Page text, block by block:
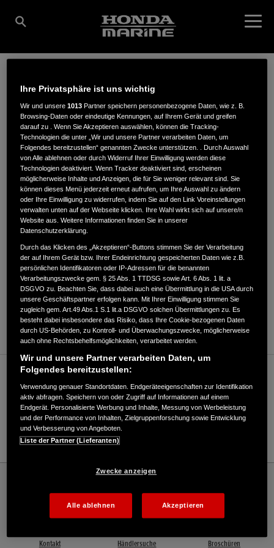
SPORTBOOTE &
INDUSTRIE-MOTOREN
OLAF LINGROEN
Feldstraße 21,18442,
ANFAHRTSBESCHREIBUNG ANFORDERN
WEBSITE
Verkauf / Kundendienst
03831/491681
E-Mail
Deutschland Offizielle Website | The Power of Dreams
Kontakt Händlersuche Broschüren
Ihre Privatsphäre ist uns wichtig
Wir und unsere1013 Partner speichern personenbezogene Daten, wie z. B.
Browsing-Daten oder eindeutige Kennungen, auf Ihrem Gerät und greifen
darauf zu . Wenn Sie Akzeptieren auswählen, können die Tracking-
Technologien die unter „Wir und unsere Partner verarbeiten Daten, um
Folgendes bereitzustellen“ genannten Zwecke unterstützen. . Durch Auswahl
von Alle ablehnen oder durch Widerruf Ihrer Einwilligung werden diese
Technologien deaktiviert. Wenn Tracker deaktiviert sind, erscheinen
möglicherweise Inhalte und Anzeigen, die für Sie weniger relevant sind. Sie
können dieses Menü jederzeit erneut aufrufen, um Ihre Auswahl zu ändern
oder Ihre Einwilligung zu widerrufen, indem Sie auf den Link Voreinstellungen
verwalten unten auf der Webseite klicken. Ihre Wahl wirkt sich auf unsere/n
Website aus. Weitere Informationen finden Sie in unserer
Datenschutzerklärung.
Durch das Klicken des „Akzeptieren“-Buttons stimmen Sie der Verarbeitung
der auf Ihrem Gerät bzw. Ihrer Endeinrichtung gespeicherten Daten wie z.B.
persönlichen Identifikatoren oder IP-Adressen für die benannten
Verarbeitungszwecke gem. § 25 Abs. 1 TTDSG sowie Art. 6 Abs. 1 lit. a
DSGVO zu. Beachten Sie, dass dabei auch eine Übermittlung in die USA durch
unsere Geschäftspartner erfolgen kann. Mit Ihrer Einwilligung stimmen Sie
zugleich gem. Art.49 Abs.1 S.1 lit.a DSGVO solchen Übermittlungen zu. Es
besteht dabei insbesondere das Risiko, dass Ihre Cookie-bezogenen Daten
durch US-Behörden, zu Kontroll- und Überwachungszwecke, möglicherweise
auch ohne Rechtsbehelfsmöglichkeiten, verarbeitet werden.
Wir und unsere Partner verarbeiten Daten, um
Folgendes bereitzustellen:
Verwendung genauer Standortdaten. Endgeräteeigenschaften zur Identifikation
aktiv abfragen. Speichern von oder Zugriff auf Informationen auf einem
Endgerät. Personalisierte Werbung und Inhalte, Messung von Werbeleistung
und der Performance von Inhalten, Zielgruppenforschung sowie Entwicklung
und Verbesserung von Angeboten.
Liste der Partner (Lieferanten)
Zwecke anzeigen
Alle ablehnen Akzeptieren